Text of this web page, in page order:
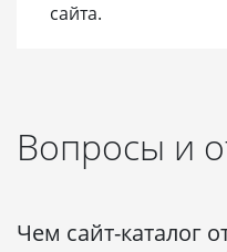
сайта.
Вопросы и
Чем сайт-каталог